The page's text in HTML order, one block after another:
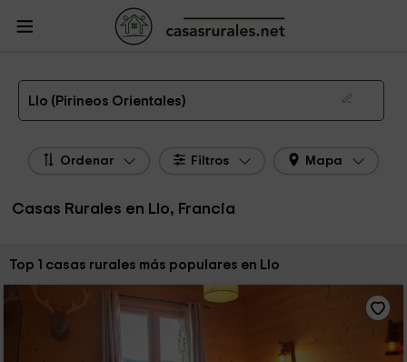
Casas Rurales Francia
Rosellón
Casas Rurales Pirineos Orientales
Casas Rurales Llo
Las 1 mejores casas rurales en Llo de 2026
Llo (Pirineos Orientales)
Ordenar Filtros Mapa
Casas Rurales en Llo, Francia
Ordenar por:
Top 1 casas rurales más populares en Llo